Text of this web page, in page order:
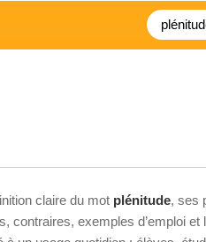
claire du mot plénitude, ses
contraires, exemples d’emploi